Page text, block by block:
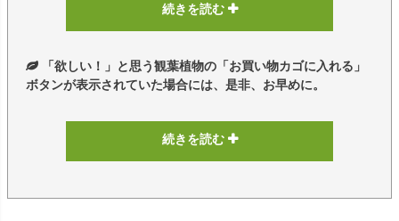
続きを読む
ブルーミングスケープでは、観葉植物の品
質にこだわり、すべての観葉植物は、市場の
く、現物を1度見て、これぞ！と思う観葉植物
だけを、生産者さん指定で入荷させていま
「欲しい！」と思う観葉植物の「お買い物カゴに入れる」
ボタンが表示されていた場合には、是非、お早めに。
続きを読む
こだわりの中で厳選したものを出荷させて